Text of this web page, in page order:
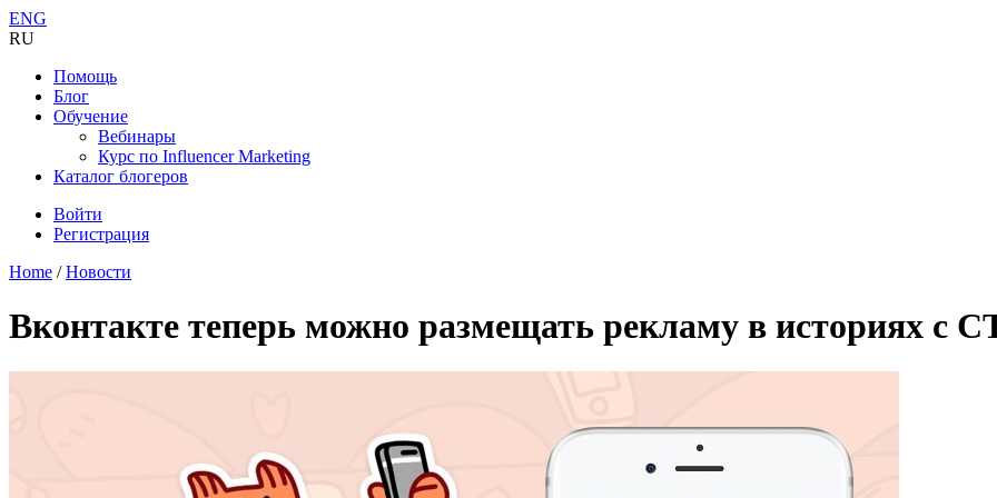
ENG
RU
Помощь
Блог
Обучение
Вебинары
Курс по Influencer Marketing
Каталог блогеров
Войти
Регистрация
Home /Новости
Вконтакте теперь можно размещать рекламу в историях с